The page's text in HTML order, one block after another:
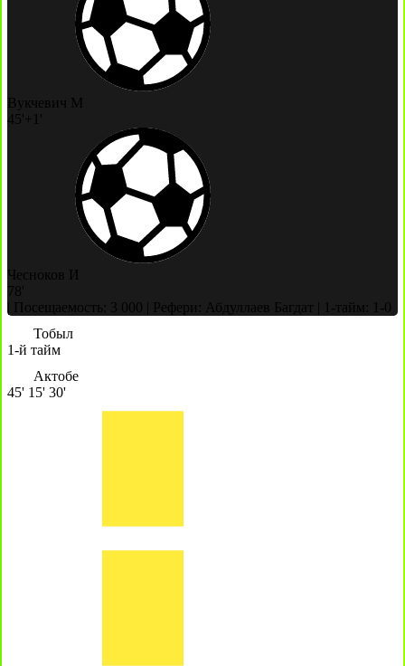
Вукчевич М
45'+1'
Чесноков И
78'
Посещаемость: 3 000 Рефери: Абдуллаев Багдат
1-тайм: 1-0
Тобыл
1-й тайм
Актобе
45' 15' 30'